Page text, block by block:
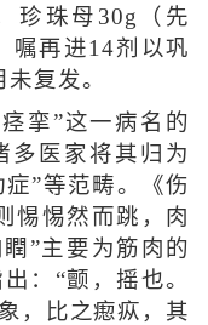
珍珠母30g（先
嘱再进14剂以巩
复发。
挛”这一病名的
多医家将其归为
症”等范畴。《伤
惕惕然而跳，肉
”主要为筋肉的
：“颤，摇也。
，比之瘛疭，其